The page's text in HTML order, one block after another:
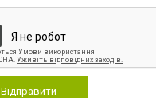
Відправити